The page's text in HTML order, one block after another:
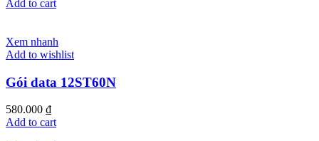
Add to cart
Xem nhanh
Add to wishlist
Gói data 12ST60N
580.000 ₫
Add to cart